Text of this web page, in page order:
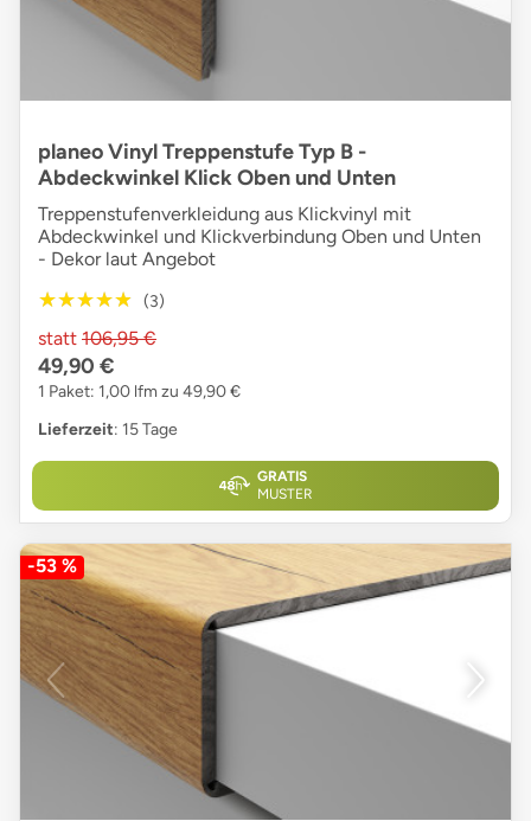
planeo Vinyl Treppenstufe Typ B -
Abdeckwinkel Klick Oben und Unten
Treppenstufenverkleidung aus Klickvinyl mit
Abdeckwinkel und Klickverbindung Oben und Unten
- Dekor laut Angebot
★★★★★
★★★★★ (3)
statt 106,95 €
49,90 €
1 Paket: 1,00 lfm zu 49,90 €
Lieferzeit: 15 Tage
GRATIS
MUSTER
-53 %